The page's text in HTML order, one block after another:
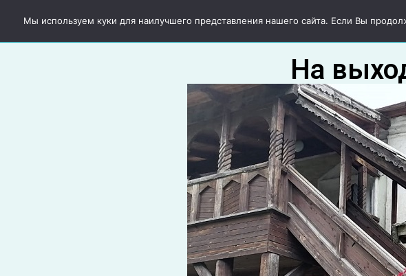
Горячие путевки Авторские
На
Мы используем куки для наилучшего представления нашего сайта. Если Вы